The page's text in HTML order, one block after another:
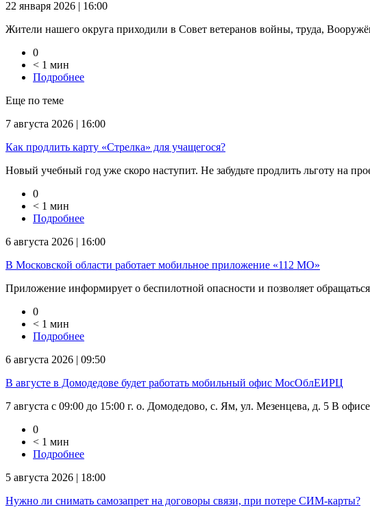
22 января 2026 | 16:00
Жители нашего округа приходили в Совет ветеранов войны, труда,
0
< 1 мин
Подробнее
Еще по теме
7 августа 2026 | 16:00
Как продлить карту «Стрелка» для учащегося?
Новый учебный год уже скоро наступит. Не забудьте продлить льготу на
0
< 1 мин
Подробнее
6 августа 2026 | 16:00
В Московской области работает мобильное приложение «112 МО»
Приложение информирует о беспилотной опасности и позволяет
0
< 1 мин
Подробнее
6 августа 2026 | 09:50
В августе в Домодедове будет работать мобильный офис МосОблЕИРЦ
7 августа с 09:00 до 15:00 г. о. Домодедово, с. Ям, ул. Мезенцева, д. 5 В
0
< 1 мин
Подробнее
5 августа 2026 | 18:00
Нужно ли снимать самозапрет на договоры связи, при потере СИМ-карты?